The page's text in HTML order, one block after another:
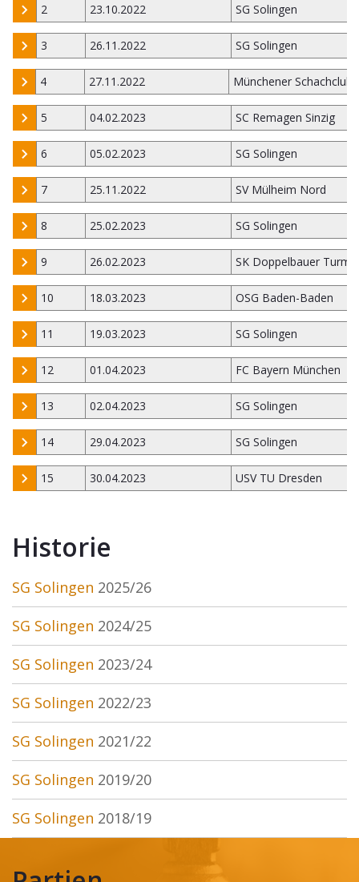
2 23.10.2022 SG Solingen
3 26.11.2022 SG Solingen
4 27.11.2022 Münchener Schachclub
5 04.02.2023 SC Remagen Sinzig
6 05.02.2023 SG Solingen
7 25.11.2022 SV Mülheim Nord
8 25.02.2023 SG Solingen
9 26.02.2023 SK Doppelbauer Turm
10 18.03.2023 OSG Baden-Baden
11 19.03.2023 SG Solingen
12 01.04.2023 FC Bayern München
13 02.04.2023 SG Solingen
14 29.04.2023 SG Solingen
15 30.04.2023 USV TU Dresden
Historie
SG Solingen 2025/26
SG Solingen 2024/25
SG Solingen 2023/24
SG Solingen 2022/23
SG Solingen 2021/22
SG Solingen 2019/20
SG Solingen 2018/19